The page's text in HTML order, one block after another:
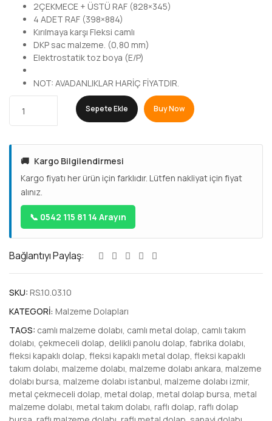
2ÇEKMECE + ÜSTÜ RAF (828×345)
4 ADET RAF (398×884)
Kırılmaya karşı Fleksi camlı
DKP sac malzeme. (0,80 mm)
Elektrostatik toz boya (E/P)
NOT: AVADANLIKLAR HARİÇ FİYATDIR.
Sepete Ekle Buy Now
🚚 Kargo Bilgilendirmesi
Kargo fiyatı her ürün için farklıdır. Lütfen nakliyat için fiyat
alınız.
📞 0542 115 81 14 Arayın
Bağlantıyı Paylaş:
SKU: RS.10.03.10
KATEGORI: Malzeme Dolapları
TAGS: camlı malzeme dolabı, camlı metal dolap, camlı takım
dolabı, çekmeceli dolap, delikli panolu dolap, fabrika dolabı,
fleksi kapaklı dolap, fleksi kapaklı metal dolap, fleksi kapaklı
takım dolabı, malzeme dolabı, malzeme dolabı ankara, malzeme
dolabı bursa, malzeme dolabı istanbul, malzeme dolabı izmir,
metal çekmeceli dolap, metal dolap, metal dolap bursa, metal
malzeme dolabı, metal takım dolabı, raflı dolap, raflı dolap